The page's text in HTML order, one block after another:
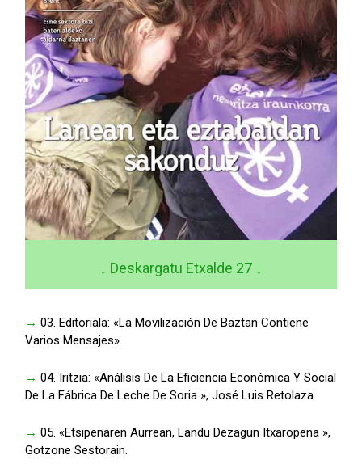
↓ Deskargatu Etxalde 27 ↓
→ 03. Editoriala: «La Movilización De Baztan Contiene
Varios Mensajes».
→ 04. Iritzia: «Análisis De La Eficiencia Económica Y Social
De La Fábrica De Leche De Soria », José Luis Retolaza.
→ 05. «Etsipenaren Aurrean, Landu Dezagun Itxaropena »,
Gotzone Sestorain.